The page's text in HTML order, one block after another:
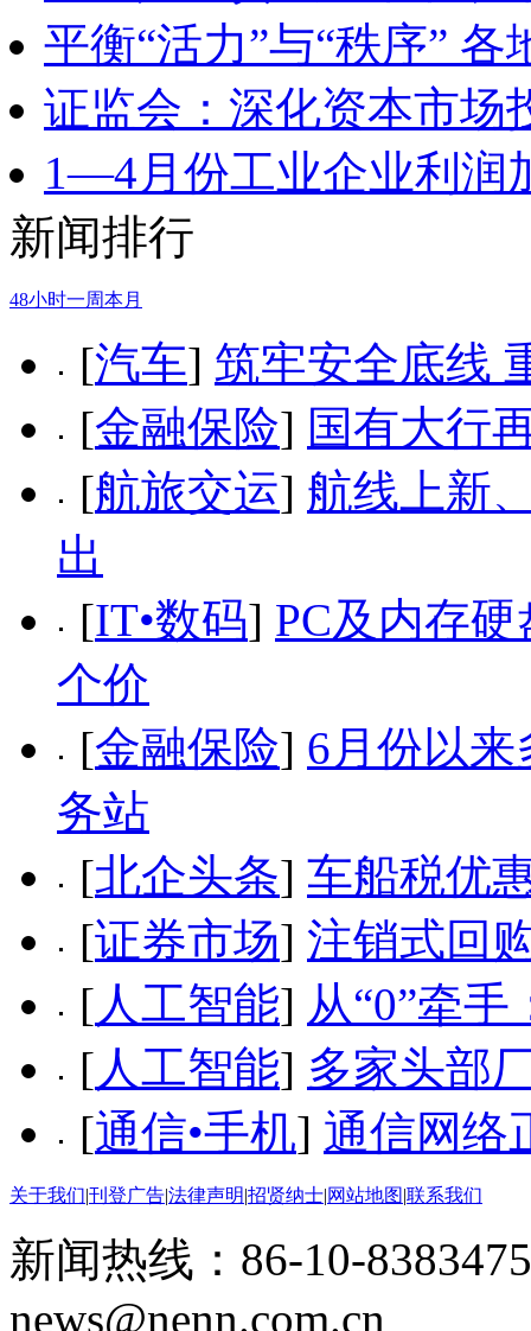
平衡“活力”与“秩序”
证监会：深化资本市场
1—4月份工业企业利润
新闻排行
48小时一周本月
[汽车] 筑牢安全底线
[金融保险] 国有大行
[航旅交运] 航线上新
出
[IT•数码] PC及内存
个价
[金融保险] 6月份以
务站
[北企头条] 车船税优
[证券市场] 注销式回
[人工智能] 从“0”牵
[人工智能] 多家头部
[通信•手机] 通信网络
关于我们|刊登广告|法律声明|招贤纳士|网站地图|联系我们
新闻热线：86-10-
news@nenn.com.cn